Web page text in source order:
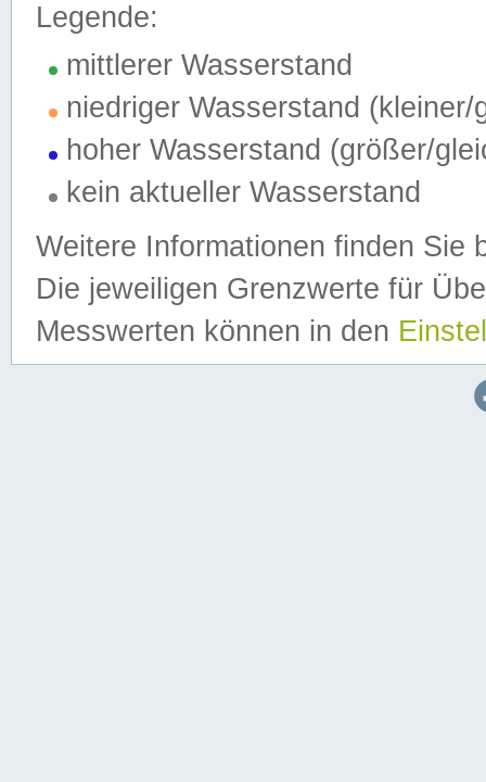
Legende:
mittlerer Wasserstand
niedriger Wasserstand (kleiner/
hoher Wasserstand (größer/
kein aktueller Wasserstand
Weitere Informationen finden Sie
Die jeweiligen Grenzwerte für
Messwerten können in den